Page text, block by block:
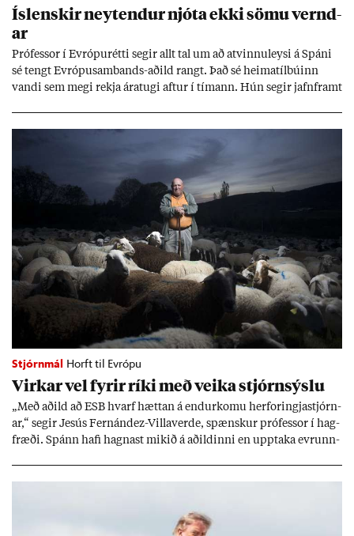
Ís­lensk­ir neyt­end­ur njóta ekki sömu vernd­
ar
Pró­fess­or í Evr­ópu­rétti seg­ir allt tal um að at­vinnu­leysi á Spáni
sé tengt Evr­ópu­sam­bands-að­ild rangt. Það sé heima­tíl­bú­inn
vandi sem megi rekja ára­tugi aft­ur í tím­ann. Hún seg­ir jafn­framt
Stjórnmál Horft til Evrópu
Virk­ar vel fyr­ir ríki með veika stjórn­sýslu
„Með að­ild að ESB hvarf hætt­an á end­ur­komu her­for­ingja­stjórn­
ar,“ seg­ir Jesús Fer­nández-Villa­ver­de, spænsk­ur pró­fess­or í hag­
fræði. Spánn hafi hagn­ast mik­ið á að­ild­inni en upp­taka evr­unn­